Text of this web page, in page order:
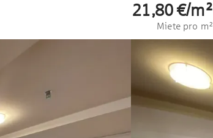
21,80 €/m²
Miete pro m²